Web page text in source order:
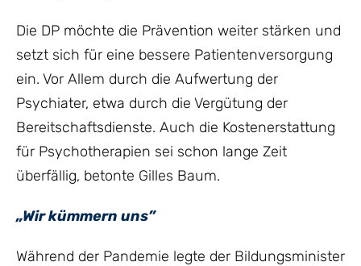
Die DP möchte die Prävention weiter stärken und
setzt sich für eine bessere Patientenversorgung
ein. Vor Allem durch die Aufwertung der
Psychiater, etwa durch die Vergütung der
Bereitschaftsdienste. Auch die Kostenerstattung
für Psychotherapien sei schon lange Zeit
überfällig, betonte Gilles Baum.
„Wir kümmern uns”
Während der Pandemie legte der Bildungsminister